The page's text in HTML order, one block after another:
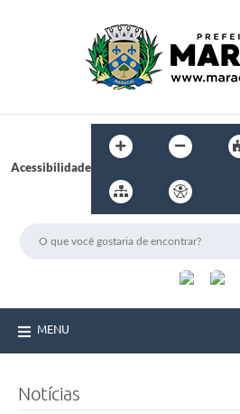
Acessibilidade
MENU
Notícias